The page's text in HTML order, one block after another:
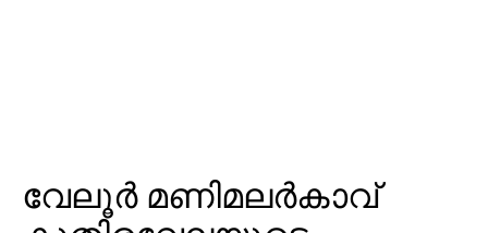
വേലൂര്‍ മണിമലര്‍കാവ്